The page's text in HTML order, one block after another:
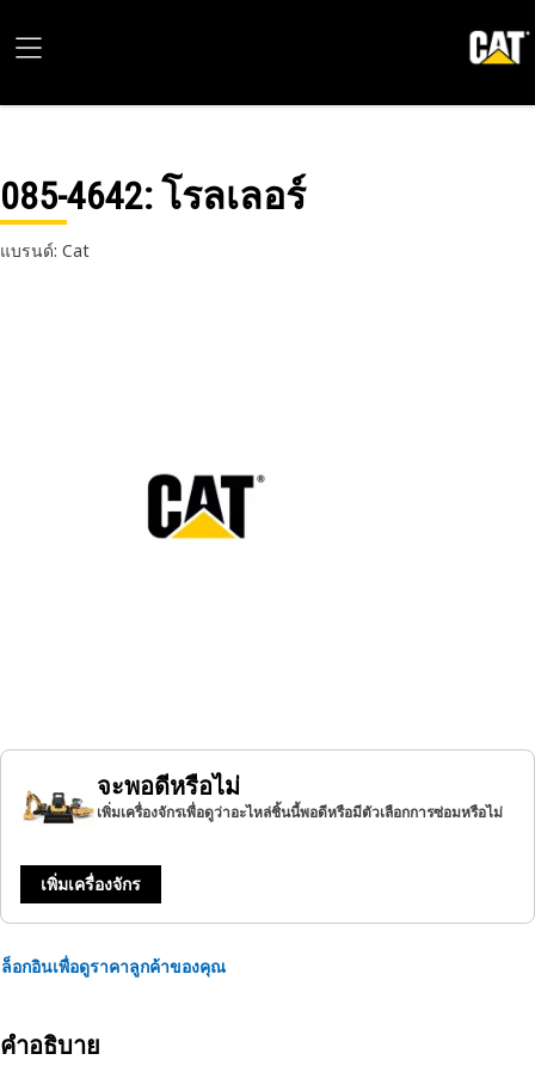
085-4642: โรลเลอร์
แบรนด์: Cat
จะพอดีหรือไม่
เพิ่มเครื่องจักรเพื่อดูว่าอะไหล่ชิ้นนี้พอดีหรือมีตัวเลือกการซ่อมหรือไม่
เพิ่มเครื่องจักร
ล็อกอินเพื่อดูราคาลูกค้าของคุณ
คำอธิบาย